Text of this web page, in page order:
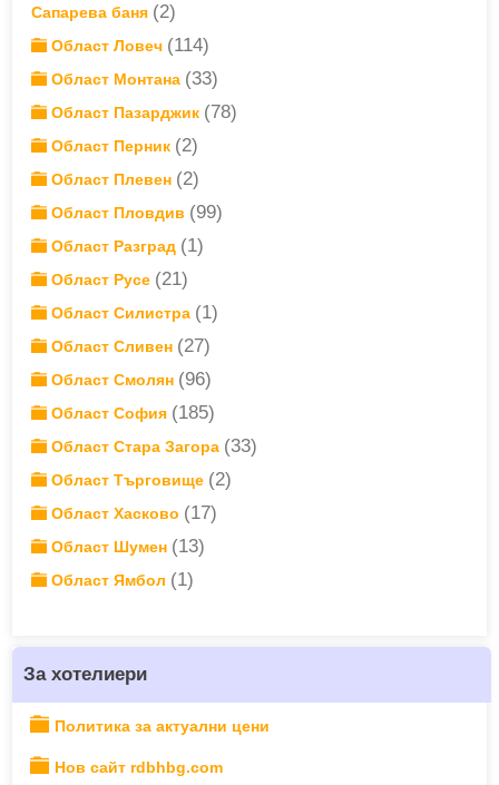
Сапарева баня (2)
Област Ловеч (114)
Област Монтана (33)
Област Пазарджик (78)
Област Перник (2)
Област Плевен (2)
Област Пловдив (99)
Област Разград (1)
Област Русе (21)
Област Силистра (1)
Област Сливен (27)
Област Смолян (96)
Област София (185)
Област Стара Загора (33)
Област Търговище (2)
Област Хасково (17)
Област Шумен (13)
Област Ямбол (1)
За хотелиери
Политика за актуални цени
Нов сайт rdbhbg.com